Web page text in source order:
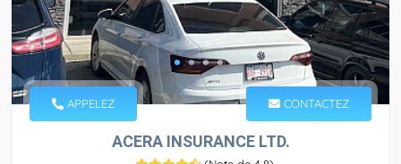
APPELEZ CONTACTEZ
ACERA INSURANCE LTD.